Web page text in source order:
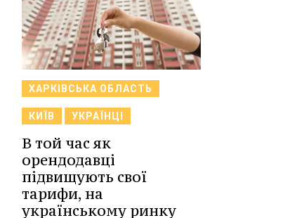
ХАРКІВСЬКА ОБЛАСТЬ
КИЇВ УКРАЇНЦІ
В той час як
орендодавці
підвищують свої
тарифи, на
українському ринку